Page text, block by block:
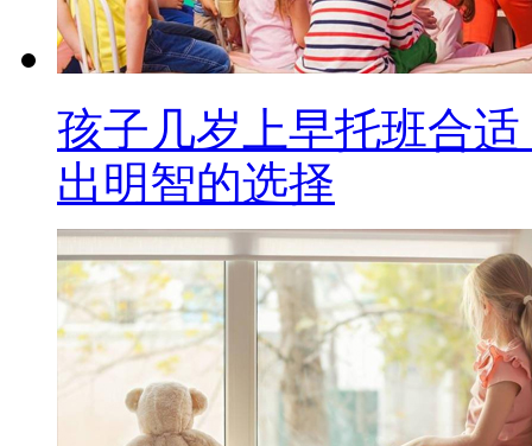
孩子几岁上早托班合
出明智的选择